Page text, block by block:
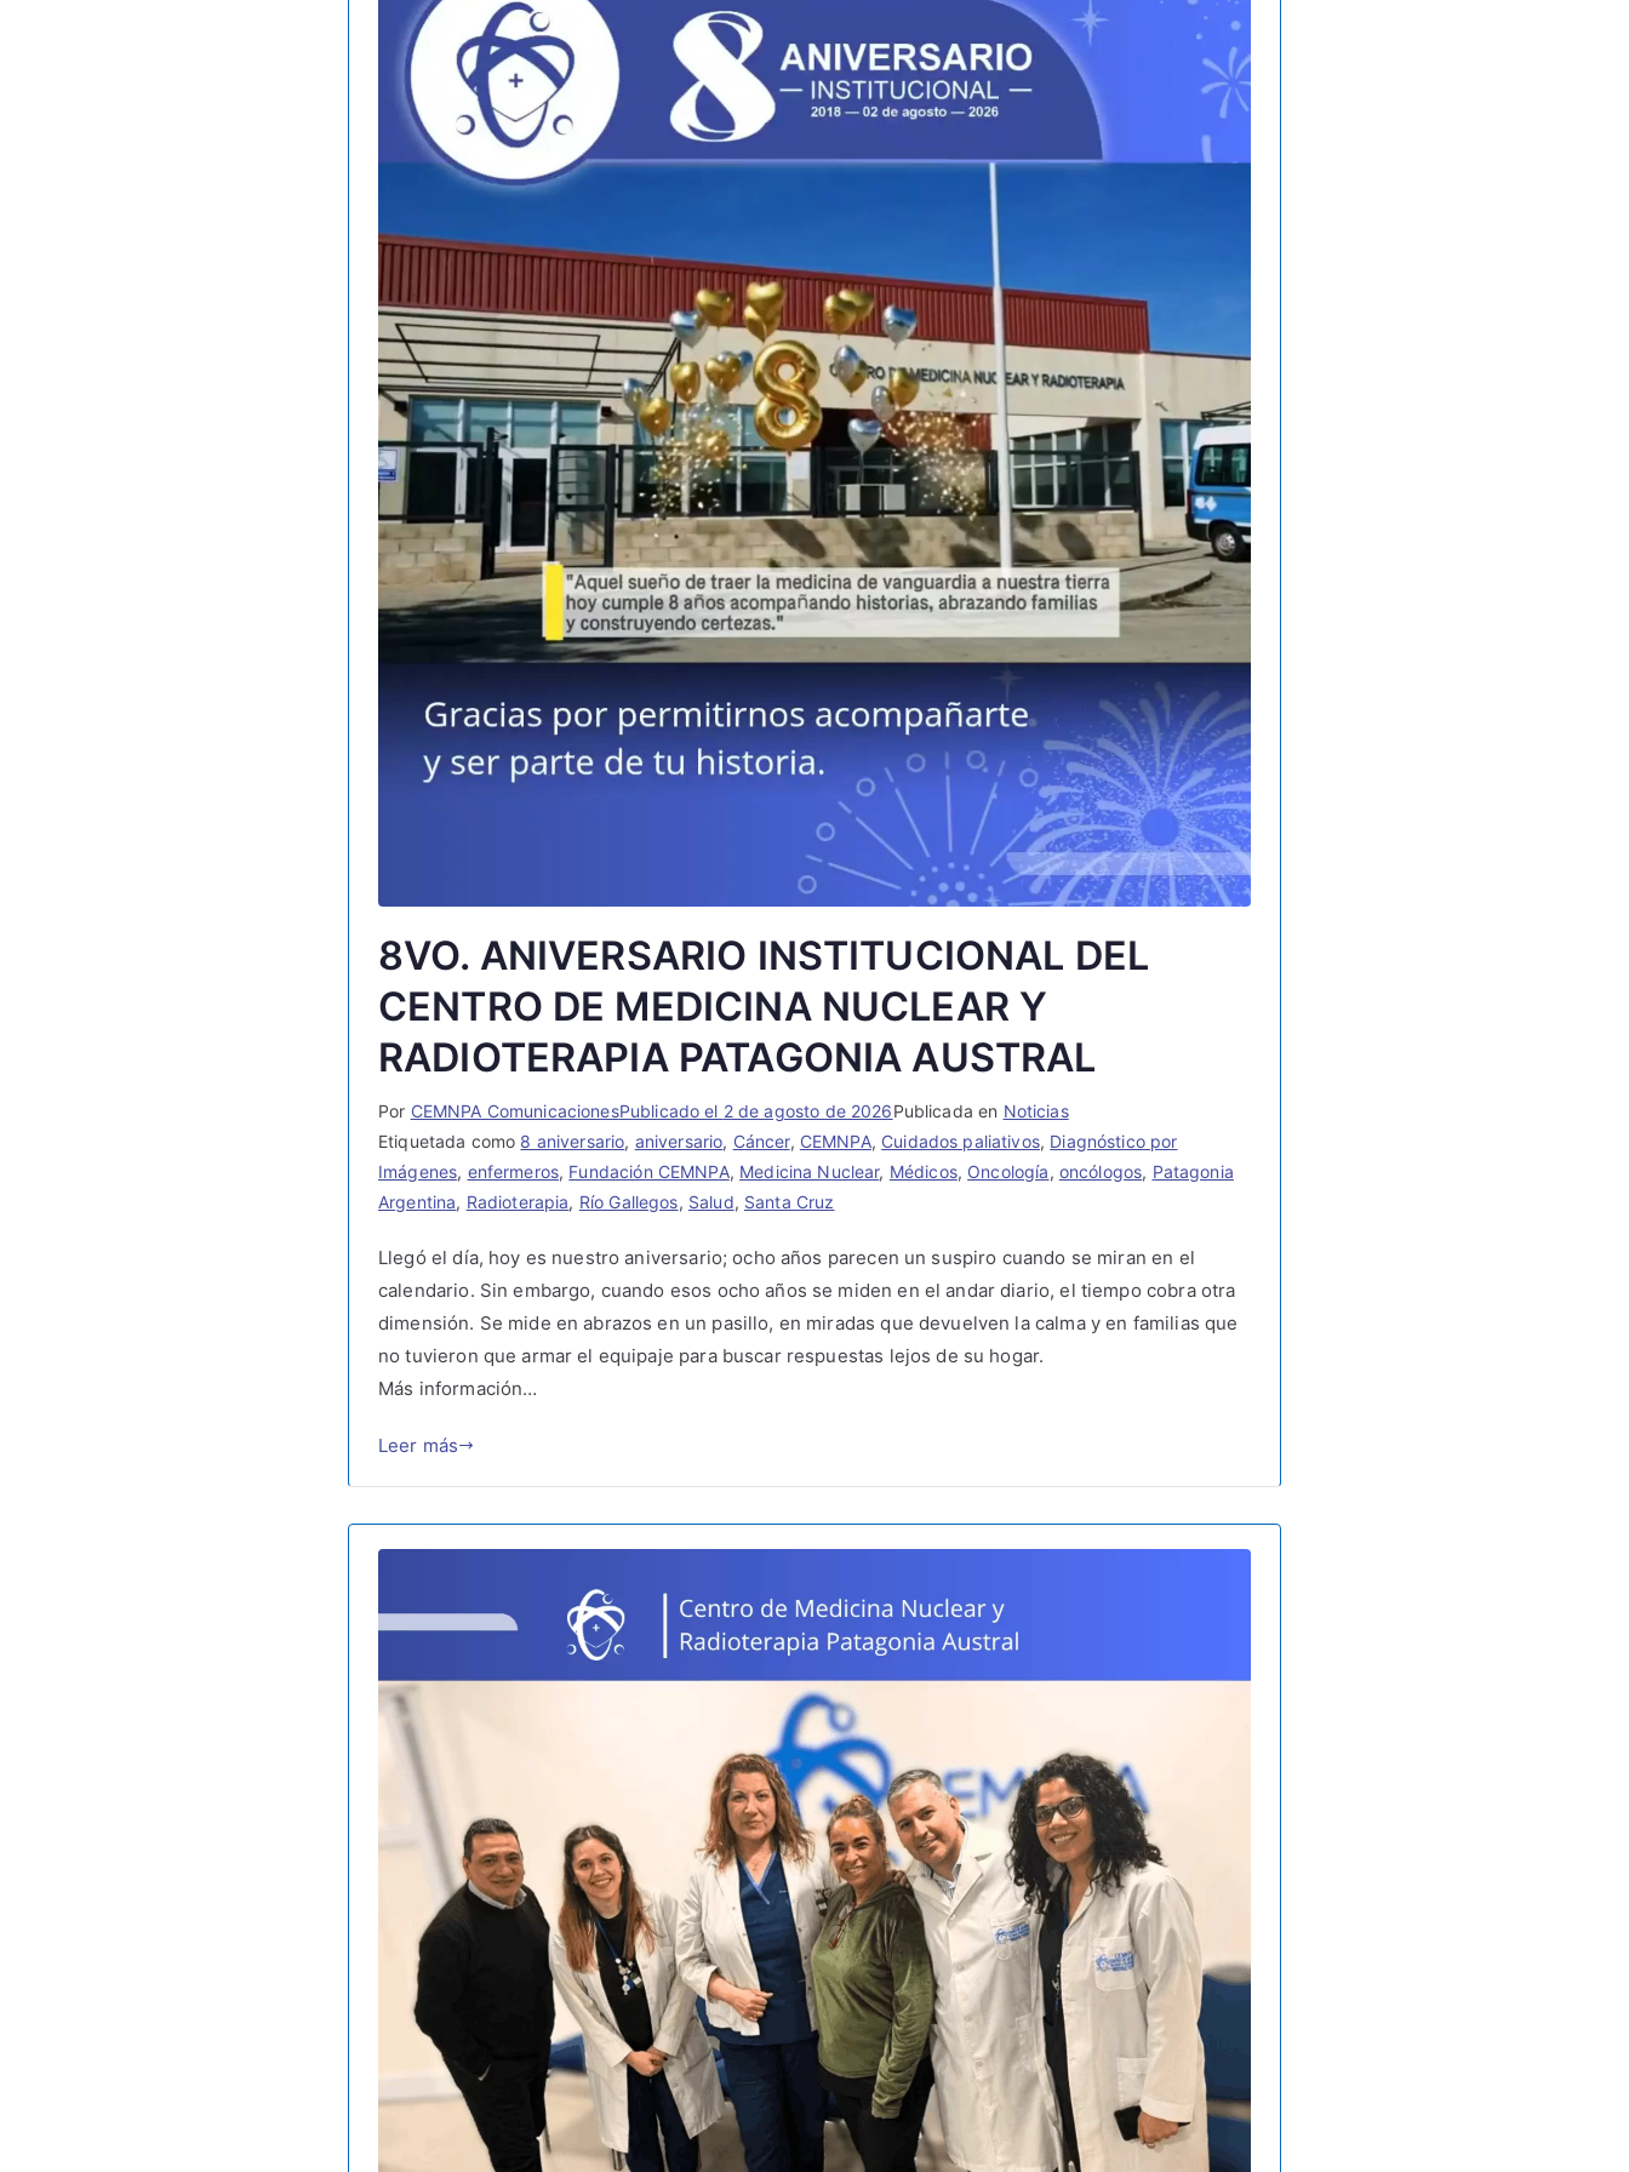
8VO. ANIVERSARIO INSTITUCIONAL DEL
CENTRO DE MEDICINA NUCLEAR Y
RADIOTERAPIA PATAGONIA AUSTRAL
Por CEMNPA ComunicacionesPublicado el 2 de agosto de 2026Publicada en Noticias
Etiquetada como 8 aniversario, aniversario, Cáncer, CEMNPA, Cuidados paliativos, Diagnóstico por
Imágenes, enfermeros, Fundación CEMNPA, Medicina Nuclear, Médicos, Oncología, oncólogos, Patagonia
Argentina, Radioterapia, Río Gallegos, Salud, Santa Cruz
Llegó el día, hoy es nuestro aniversario; ocho años parecen un suspiro cuando se miran en el
calendario. Sin embargo, cuando esos ocho años se miden en el andar diario, el tiempo cobra otra
dimensión. Se mide en abrazos en un pasillo, en miradas que devuelven la calma y en familias que
no tuvieron que armar el equipaje para buscar respuestas lejos de su hogar.
Más información…
Leer más